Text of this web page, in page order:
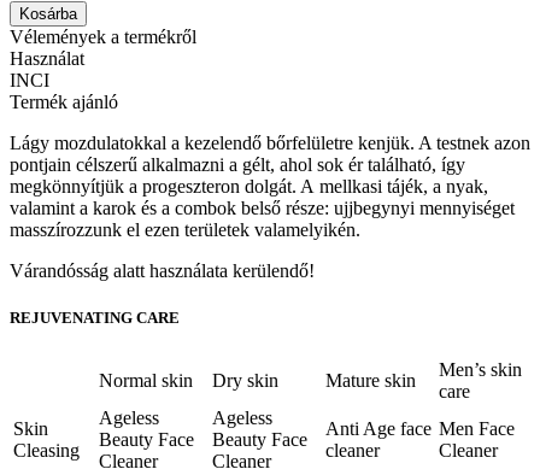
Kosárba
Vélemények a termékről
Használat
INCI
Termék ajánló
Lágy mozdulatokkal a kezelendő bőrfelületre kenjük. A testnek azon
pontjain célszerű alkalmazni a gélt, ahol sok ér található, így
megkönnyítjük a progeszteron dolgát. A mellkasi tájék, a nyak,
valamint a karok és a combok belső része: ujjbegynyi mennyiséget
masszírozzunk el ezen területek valamelyikén.
Várandósság alatt használata kerülendő!
REJUVENATING CARE
Normal skin Dry skin Mature skin
Men’s skin
care
Skin
Cleasing
Ageless
Beauty Face
Cleaner
Ageless
Beauty Face
Cleaner
Anti Age face
cleaner
Men Face
Cleaner